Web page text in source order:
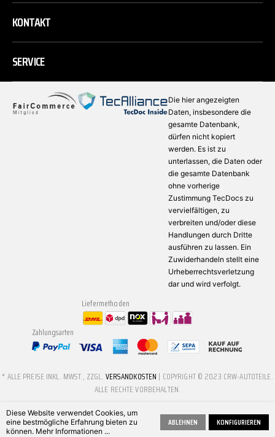
KONTAKT
SERVICE
Die hier angezeigten
Daten, insbesondere die
gesamte Datenbank,
dürfen nicht kopiert
werden. Es ist zu
unterlassen, die Daten oder
die gesamte Datenbank
ohne vorherige
Zustimmung TecDocs zu
vervielfältigen, zu
verbreiten und/oder diese
Handlungen durch Dritte
ausführen zu lassen. Ein
Zuwiderhandeln stellt eine
Urheberrechtsverletzung
dar und wird verfolgt.
Liefermethoden
Zahlungsarten
* ALLE PREISE INKL. MWST., ZZGL. VERSANDKOSTEN | COPYRIGHT © 2023 CRW-AUTOTEILE.
ALLE RECHTE VORBEHALTEN.
Diese Website verwendet Cookies, um
eine bestmögliche Erfahrung bieten zu
können. Mehr Informationen ...
ABLEHNEN KONFIGURIEREN